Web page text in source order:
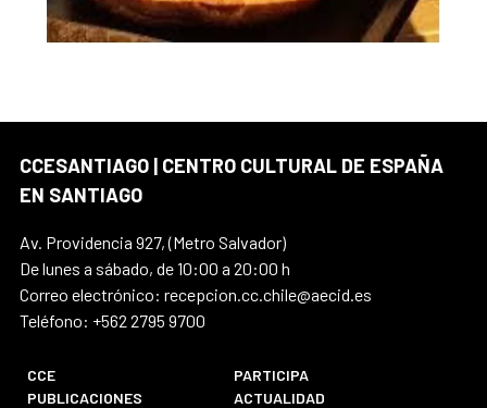
CCESANTIAGO | CENTRO CULTURAL DE ESPAÑA
EN SANTIAGO
Av. Providencia 927, (Metro Salvador)
De lunes a sábado, de 10:00 a 20:00 h
Correo electrónico: recepcion.cc.chile@aecid.es
Teléfono: +562 2795 9700
CCE
PARTICIPA
PUBLICACIONES
ACTUALIDAD